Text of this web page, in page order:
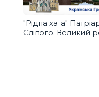
"Рідна хата"
Сліпого. Великий